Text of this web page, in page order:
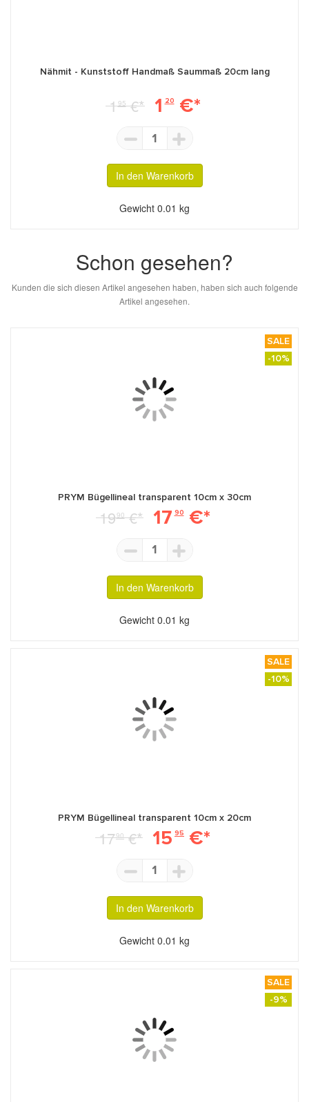
Nähmit - Kunststoff Handmaß Saummaß 20cm lang
195€* 1 20€*
1
In den Warenkorb
Gewicht 0.01 kg
Schon gesehen?
Kunden die sich diesen Artikel angesehen haben, haben sich auch folgende
Artikel angesehen.
SALE
-10%
PRYM Bügellineal transparent 10cm x 30cm
1990€* 17 90€*
1
In den Warenkorb
Gewicht 0.01 kg
SALE
-10%
PRYM Bügellineal transparent 10cm x 20cm
1790€* 15 95 €*
1
In den Warenkorb
Gewicht 0.01 kg
SALE
-9%